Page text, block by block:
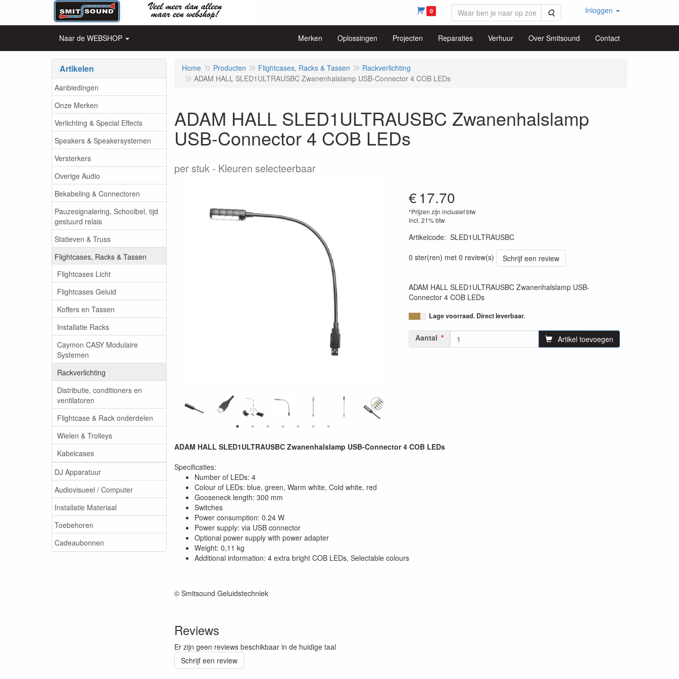
0 Zoeken Inloggen
Naar de WEBSHOP Merken Oplossingen Projecten Reparaties Verhuur Over Smitsound Contact
Artikelen
Aanbiedingen
Onze Merken
Verlichting & Special Effects
Speakers & Speakersystemen
Versterkers
Overige Audio
Bekabeling & Connectoren
Pauzesignalering, Schoolbel, tijd
gestuurd relais
Statieven & Truss
Flightcases, Racks & Tassen
Flightcases Licht
Flightcases Geluid
Koffers en Tassen
Installatie Racks
Caymon CASY Modulaire
Systemen
Rackverlichting
Distributie, conditioners en
ventilatoren
Flightcase & Rack onderdelen
Wielen & Trolleys
Kabelcases
DJ Apparatuur
Audiovisueel / Computer
Installatie Materiaal
Toebehoren
Cadeaubonnen
Home Producten Flightcases, Racks & Tassen
Rackverlichting
ADAM HALL SLED1ULTRAUSBC Zwanenhalslamp USB-Connector 4 COB LEDs
ADAM HALL SLED1ULTRAUSBC Zwanenhalslamp
USB-Connector 4 COB LEDs
per stuk Kleuren selecteerbaar
€17.70
*Prijzen zijn inclusief btw
incl. 21% btw
Artikelcode: SLED1ULTRAUSBC
0 ster(ren) met 0 review(s)
Schrijf een review
ADAM HALL SLED1ULTRAUSBC Zwanenhalslamp USB-
Connector 4 COB LEDs
Lage voorraad. Direct leverbaar.
Aantal Artikel toevoegen
ADAM HALL SLED1ULTRAUSBC Zwanenhalslamp USB-Connector 4 COB LEDs
Specificaties:
Number of LEDs: 4
Colour of LEDs: blue, green, Warm white, Cold white, red
Gooseneck length: 300 mm
Switches
Power consumption: 0.24 W
Power supply: via USB connector
Optional power supply with power adapter
Weight: 0,11 kg
Additional information: 4 extra bright COB LEDs, Selectable colours
© Smitsound Geluidstechniek
Reviews
Er zijn geen reviews beschikbaar in de huidige taal
Schrijf een review